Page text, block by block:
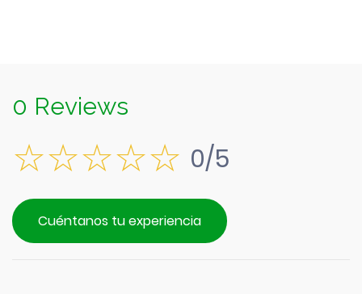
0 Reviews
0/5
Cuéntanos tu experiencia